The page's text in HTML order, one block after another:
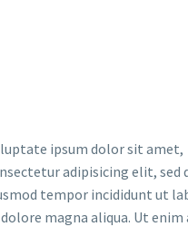
ipsum dolor sit amet,
adipisicing elit, sed
tempor incididunt ut
magna aliqua. Ut enim